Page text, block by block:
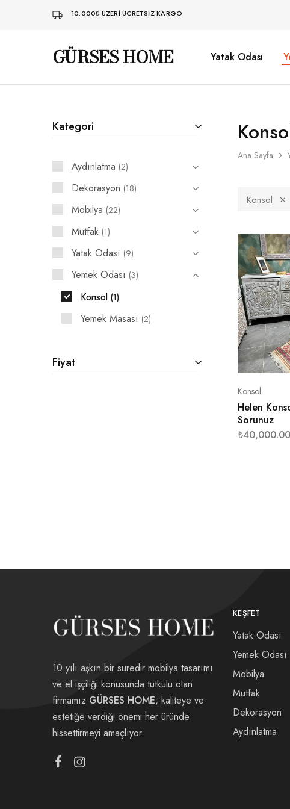
10.000₺ ÜZERI ÜCRETSIZ KARGO
GÜRSES HOME
Gürses
Ahşaba
şey…
Yatak Odası
Ana Sayfa
Konsol
Konsol
Helen
Sorunuz
₺40,000.00
Kategori
Aydınlatma 2
Dekorasyon 18
Mobilya 22
Mutfak 1
Yatak Odası 9
Yemek Odası 3
Konsol 1
Yemek Masası 2
Fiyat
10 yılı aşkın bir süredir mobilya tasarımı
ve el işçiliği konusunda tutkulu olan
firmamız GÜRSES HOME, kaliteye ve
estetiğe verdiği önemi her üründe
hissettirmeyi amaçlıyor.
KEŞFET
Yatak Odası
Yemek Odası
Mobilya
Mutfak
Dekorasyon
Aydınlatma